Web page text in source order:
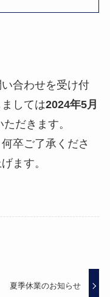
合わせを受け付
しては2024年5月
だきます。
卒ご了承くださ
ます。
夏季休業のお知らせ